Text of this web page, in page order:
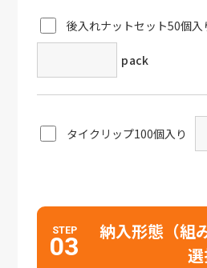
後入れナットセット50個入
pack
タイクリップ100個入り
STEP
03
納入形態（組